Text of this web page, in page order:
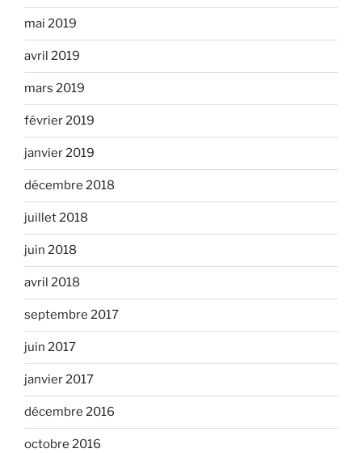
mai 2019
avril 2019
mars 2019
février 2019
janvier 2019
décembre 2018
juillet 2018
juin 2018
avril 2018
septembre 2017
juin 2017
janvier 2017
décembre 2016
octobre 2016